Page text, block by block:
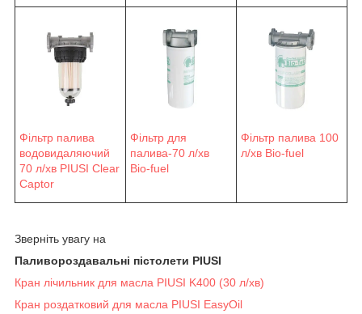
Фільтр палива
водовидаляючий
70 л/хв PIUSI Clear
Captor
Фільтр для
палива-70 л/хв
Bio-fuel
Фільтр палива 100
л/хв Bio-fuel
Зверніть увагу на
Паливороздавальні пістолети PIUSI
Кран лічильник для масла PIUSI K400 (30 л/хв)
Кран роздатковий для масла PIUSI EasyOil